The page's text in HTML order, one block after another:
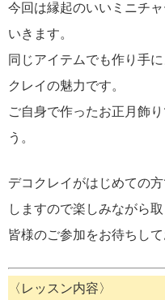
今回は縁起のいいミニチ
いきます。
同じアイテムでも作り手
クレイの魅力です。
ご自身で作ったお正月飾
う。
デコクレイがはじめての
しますので楽しみながら
皆様のご参加をお待ちして
〈レッスン内容〉